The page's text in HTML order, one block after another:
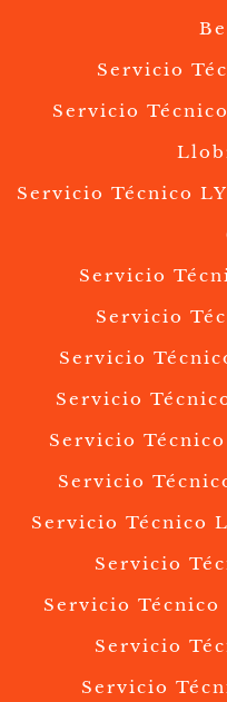
Servicio
Servicio
Servicio Técnico
Servicio
Servicio
Servicio
Servicio
Servicio
Servicio
Servicio Técnico
Servicio
Servicio Técnico
Servicio
Servicio